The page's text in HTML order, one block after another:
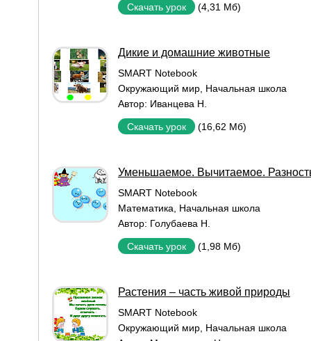
Скачать урок (4,31 Мб)
Дикие и домашние животные
SMART Notebook
Окружающий мир Начальная школа
Автор: Иванцева Н.
Скачать урок (16,62 Мб)
Уменьшаемое. Вычитаемое.
SMART Notebook
Математика
Начальная школа
Автор: Голубаева Н.
Скачать урок (1,98 Мб)
Растения – часть живой природы
SMART Notebook
Окружающий мир Начальная школа